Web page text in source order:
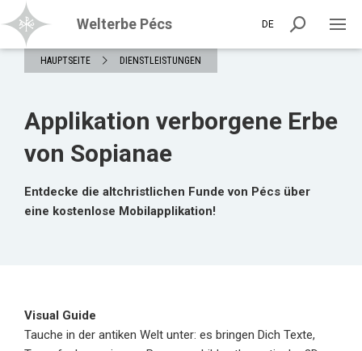
Welterbe Pécs DE
HAUPTSEITE DIENSTLEISTUNGEN
Applikation verborgene Erbe
von Sopianae
Entdecke die altchristlichen Funde von Pécs über
eine kostenlose Mobilapplikation!
Visual Guide
Tauche in der antiken Welt unter: es bringen Dich Texte,